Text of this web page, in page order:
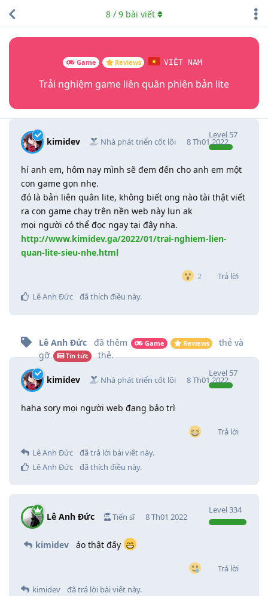
Game Reviews VIỆT NAM
Trải nghiệm game liên quân phiên bản lite
8/ 9bài viết
kimidev Nhà phát triển cốt lõi
Level 57
8 Th01 2022
hí anh em, hôm nay mình sẽ đem đến cho anh em một
con game gọn nhẹ.
đó là bản liên quân lite, không biết ong nào tài thật viết
ra con game chạy trên nền web này lun ak
mọi người có thể đọc ngay tại đây nha.
http://www.kimidev.ga/2022/01/trai-nghiem-lien-
quan-lite-sieu-nhe.html
2
Trả lời
Lê Anh Đức
đã thích điều này.
Lê Anh Đức đã thêm Game Reviews thẻ và
gỡ
Tin tức thẻ.
kimidev Nhà phát triển cốt lõi
Level 57
8 Th01 2022
haha sory mọi người web đang bảo trì
Trả lời
Lê Anh Đức
đã trả lời bài viết này.
Lê Anh Đức
đã thích điều này.
Lê Anh Đức Tiến sĩ
Level334
8 Th01 2022
kimidev ảo thật đấy
Trả lời
kimidev
đã trả lời bài viết này.